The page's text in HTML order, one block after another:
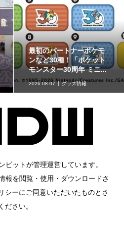
最初のパートナーポケモ
ンなど30種！「ポケット
モンスター30周年 ミニ...
2026.08.07 グッズ情報
ビットが管理運営しています。
報を閲覧・使用・ダウンロードさ
シーにご同意いただいたものとさ
ださい。